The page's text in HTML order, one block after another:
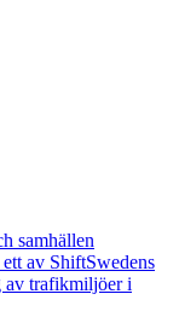
samhällen
av ShiftSwedens
av trafikmiljöer i